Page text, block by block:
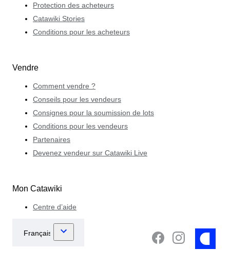
Protection des acheteurs
Catawiki Stories
Conditions pour les acheteurs
Vendre
Comment vendre ?
Conseils pour les vendeurs
Consignes pour la soumission de lots
Conditions pour les vendeurs
Partenaires
Devenez vendeur sur Catawiki Live
Mon Catawiki
Centre d’aide